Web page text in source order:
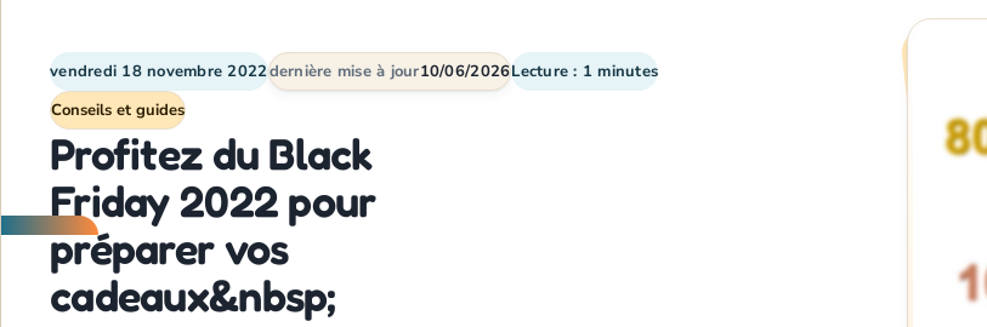
vendredi 18 novembre 2022dernière mise à jour10/06/2026Lecture : 1 minutes
Conseils et guides
Profitez du Black
Friday 2022 pour
préparer vos
cadeaux&nbsp;